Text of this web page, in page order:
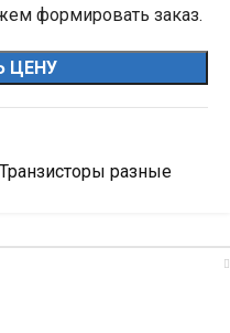
формировать заказ.
ЦЕНУ
Транзисторы разные